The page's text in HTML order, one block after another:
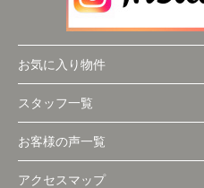
お気に入り物件
スタッフ一覧
お客様の声一覧
アクセスマップ